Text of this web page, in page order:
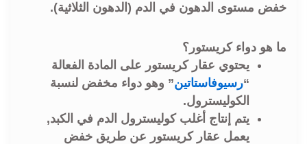
خفض مستوى الدهون في الدم (الدهون الثلاثية).
ما هو دواء كريستور؟
يحتوي عقار كريستور على المادة الفعالة
“رسيوفاستاتين” وهو دواء مخفض لنسبة
الكوليسترول.
يتم إنتاج أغلب كوليسترول الدم في الكبد,
يعمل عقار كريستور عن طريق خفض